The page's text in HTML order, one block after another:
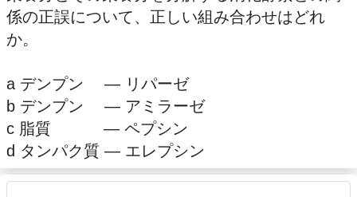
係の正誤について、正しい組み合わせはどれ
か。
a デンプン ― リパーゼ
b デンプン ― アミラーゼ
c 脂質 ― ペプシン
d タンパク質 ― エレプシン